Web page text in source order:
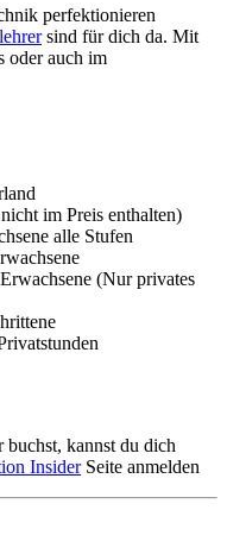
perfektionieren
sind für dich da. Mit
oder auch im
im Preis enthalten)
alle Stufen
(Nur privates
buchst, kannst du dich
InsiderSeite anmelden